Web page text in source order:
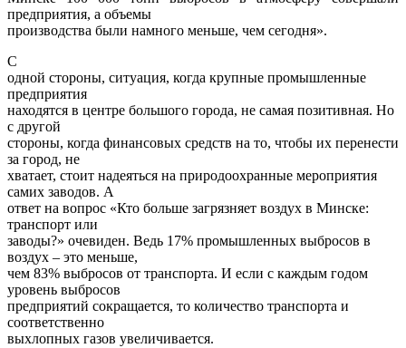
предприятия, а объемы
производства были намного меньше, чем сегодня».
С
одной стороны, ситуация, когда крупные промышленные
предприятия
находятся в центре большого города, не самая позитивная. Но
с другой
стороны, когда финансовых средств на то, чтобы их перенести
за город, не
хватает, стоит надеяться на природоохранные мероприятия
самих заводов. А
ответ на вопрос «Кто больше загрязняет воздух в Минске:
транспорт или
заводы?» очевиден. Ведь 17% промышленных выбросов в
воздух – это меньше,
чем 83% выбросов от транспорта. И если с каждым годом
уровень выбросов
предприятий сокращается, то количество транспорта и
соответственно
выхлопных газов увеличивается.